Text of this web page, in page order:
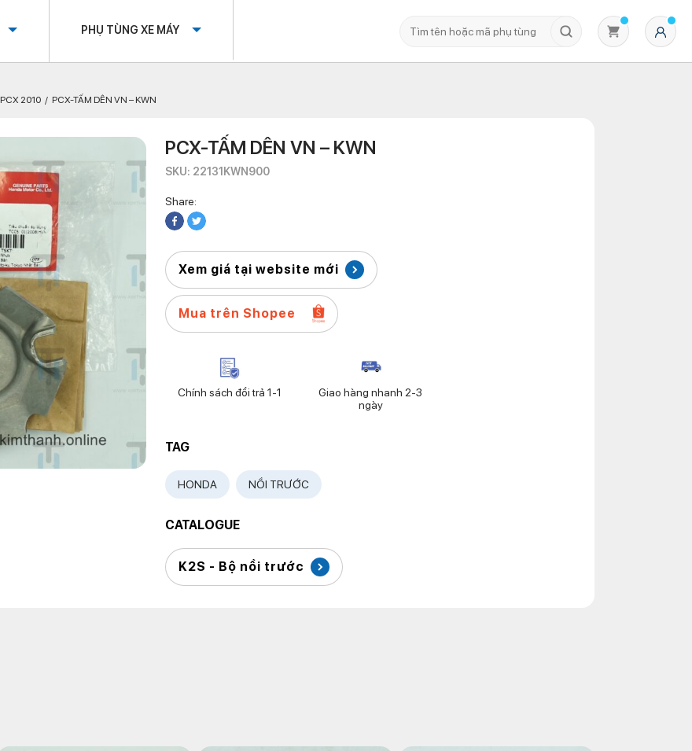
PHỤ TÙNG XE MÁY
PCX 2010 PCX-TẤM DÊN VN – KWN
PCX-TẤM DÊN VN – KWN
SKU: 22131KWN900
Share:
Xem giá tại website mới
Mua trên Shopee
Chính sách đổi trả 1-1
Giao hàng nhanh 2-3
ngày
TAG
HONDA NỒI TRƯỚC
CATALOGUE
K2S - Bộ nồi trước